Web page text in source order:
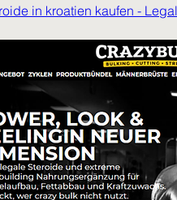
in kroatien kaufen -